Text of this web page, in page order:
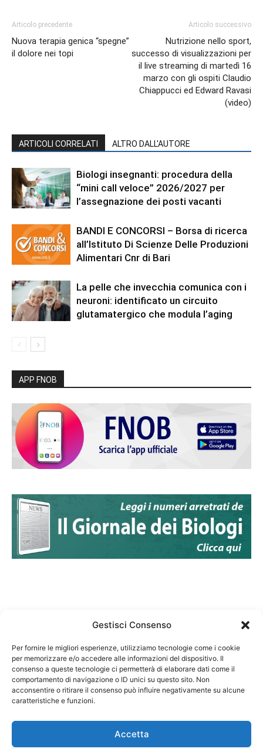
Gestisci Consenso
Per fornire le migliori esperienze, utilizziamo tecnologie come i cookie
per memorizzare e/o accedere alle informazioni del dispositivo. Il
consenso a queste tecnologie ci permetterà di elaborare dati come il
comportamento di navigazione o ID unici su questo sito. Non
acconsentire o ritirare il consenso può influire negativamente su alcune
caratteristiche e funzioni.
Accetta
Articolo precedente
Nuova terapia genica “spegne”
il dolore nei topi
Articolo successivo
Nutrizione nello sport,
successo di visualizzazioni per
il live streaming di martedì 16
marzo con gli ospiti Claudio
Chiappucci ed Edward Ravasi
(video)
ARTICOLI CORRELATI ALTRO DALL'AUTORE
Biologi insegnanti: procedura della
“mini call veloce” 2026/2027 per
l’assegnazione dei posti vacanti
BANDI E CONCORSI – Borsa di ricerca
all’Istituto Di Scienze Delle Produzioni
Alimentari Cnr di Bari
La pelle che invecchia comunica con i
neuroni: identificato un circuito
glutamatergico che modula l’aging
APP FNOB
Federazione Nazionale Degli Ordini dei Biologi:
codice fiscale 80069130583
Responsabile sito internet www.fnob.it: